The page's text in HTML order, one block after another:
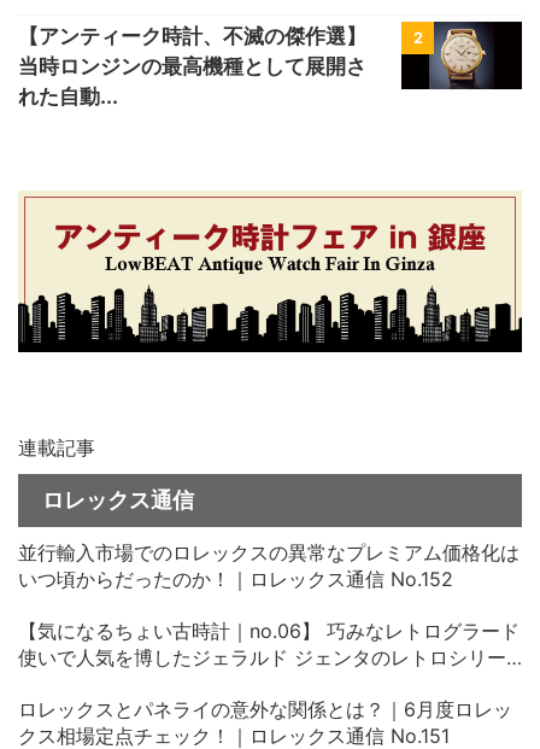
2
【アンティーク時計、不滅の傑作選】
当時ロンジンの最高機種として展開さ
れた自動...
連載記事
ロレックス通信
並行輸入市場でのロレックスの異常なプレミアム価格化は
いつ頃からだったのか！｜ロレックス通信 No.152
【気になるちょい古時計｜no.06】 巧みなレトログラード
使いで人気を博したジェラルド ジェンタのレトロシリー
ロレックスとパネライの意外な関係とは？｜6月度ロレッ
クス相場定点チェック！｜ロレックス通信 No.151